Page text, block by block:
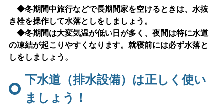
閉じる
◆冬期間中旅行などで長期間家を空けるときは、水抜
き栓を操作して水落としをしましょう。
◆冬期間は大変気温が低い日が多く、夜間は特に水道
の凍結が起こりやすくなります。就寝前には必ず水落と
しをしましょう。
下水道（排水設備）は正しく使い
ましょう！